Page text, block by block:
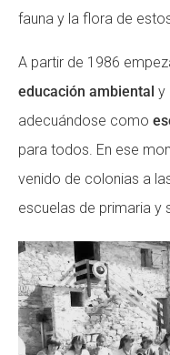
fauna y la flora de
A partir de 1986
educación ambiental y
adecuándose como
para todos. En ese
venido de colonias a
escuelas de primaria y